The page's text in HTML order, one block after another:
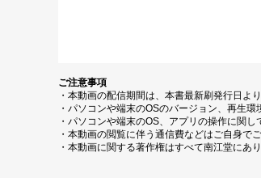
ご注意事項
・本動画の配信期間は、本書最新刷発行日よ
・パソコンや端末のOSのバージョン、再生
・パソコンや端末のOS、アプリの操作に関
・本動画の閲覧に伴う通信費などはご自身で
・本動画に関する著作権はすべて南江堂にあ